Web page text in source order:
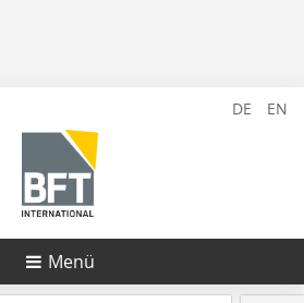
DE EN
Menü